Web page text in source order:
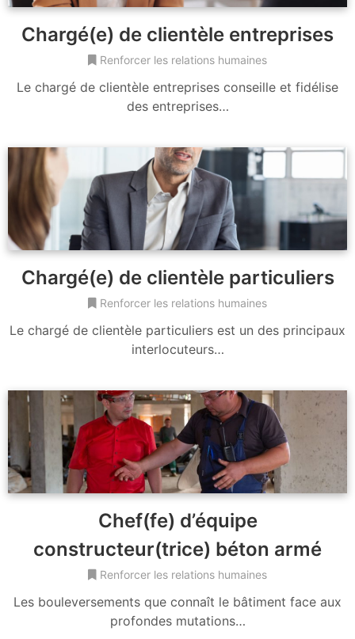
Chargé(e) de clientèle entreprises
Renforcer les relations humaines
Le chargé de clientèle entreprises conseille et fidélise
des entreprises…
Chargé(e) de clientèle particuliers
Renforcer les relations humaines
Le chargé de clientèle particuliers est un des principaux
interlocuteurs…
Chef(fe) d’équipe
constructeur(trice) béton armé
Renforcer les relations humaines
Les bouleversements que connaît le bâtiment face aux
profondes mutations…